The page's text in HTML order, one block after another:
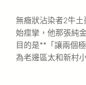
無癥狀沾染者2牛
始痙攣，他那張純
目的是**「讓兩個
為老邊區太和新村